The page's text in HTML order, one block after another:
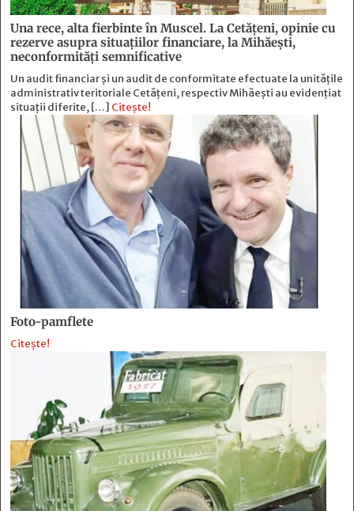
Una rece, alta fierbinte în Muscel. La Cetăţeni, opinie cu
rezerve asupra situaţiilor financiare, la Mihăeşti,
neconformităţi semnificative
Un audit financiar și un audit de conformitate efectuate la unitățile
administrativ teritoriale Cetățeni, respectiv Mihăești au evidențiat
situații diferite, […] Citește!
Foto-pamflete
Citește!